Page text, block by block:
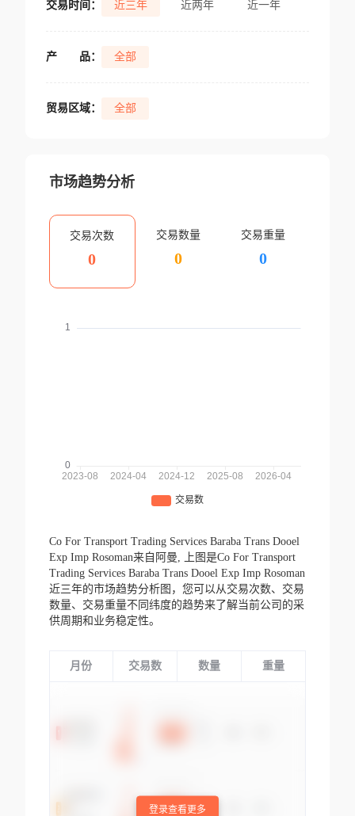
交易时间： 近三年 近两年 近一年
产 品： 全部
贸易区域： 全部
市场趋势分析
交易次数
0
交易数量
0
交易重量
0
Co For Transport Trading Services Baraba Trans Dooel
Exp Imp Rosoman来自阿曼,
上图是Co For Transport
Trading Services Baraba Trans Dooel Exp Imp Rosoman
近三年的市场趋势分析图，您可以从交易次数、交易
数量、交易重量不同纬度的趋势来了解当前公司的采
供周期和业务稳定性。
月份 交易数 数量 重量
登录查看更多